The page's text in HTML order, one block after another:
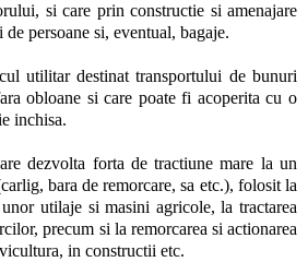
si care prin constructie si amenajare
persoane si, eventual, bagaje.
utilitar destinat transportului de bunuri
obloane si care poate fi acoperita cu o
inchisa.
dezvolta forta de tractiune mare la un
bara de remorcare, sa etc.), folosit la
utilaje si masini agricole, la tractarea
precum si la remorcarea si actionarea
in constructii etc.